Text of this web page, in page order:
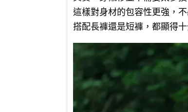
這樣對身材的包容性更強，
搭配長褲還是短褲，都顯得十